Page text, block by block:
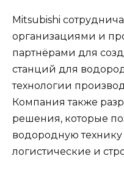
Mitsubishi
организациями и
партнёрами для
станций для
технологии
Компания также
решения, которые
водородную
логистические и